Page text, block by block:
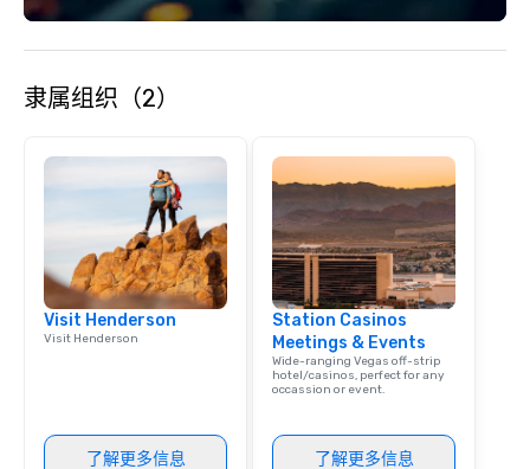
隶属组织（2）
Visit Henderson
Visit Henderson
了解更多信息
Station Casinos
Meetings & Events
Wide-ranging Vegas off-strip
hotel/casinos, perfect for any
occassion or event.
了解更多信息